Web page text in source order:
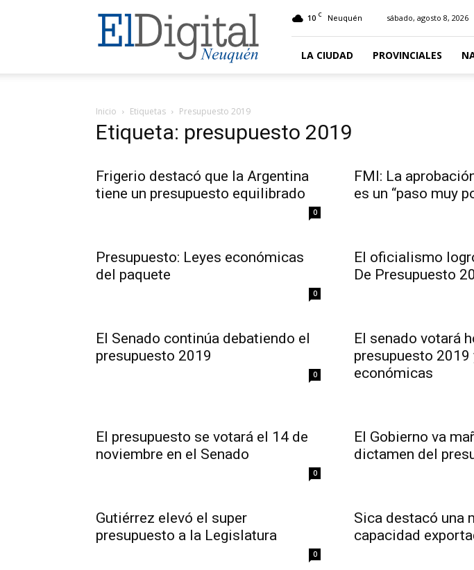
El
Digital
Neuquen
10 C Neuquén sábado, agosto 8, 2026
LA CIUDAD PROVINCIALES
Inicio Etiquetas Presupuesto 2019
Etiqueta: presupuesto 2019
Frigerio destacó que la Argentina
tiene un presupuesto equilibrado
0
FMI: La
es un “paso muy
Presupuesto: Leyes económicas
del paquete
0
El oficialismo
De Presupuesto
El Senado continúa debatiendo el
presupuesto 2019
0
El senado votará
presupuesto 2019
económicas
El presupuesto se votará el 14 de
noviembre en el Senado
0
El Gobierno va
dictamen del
Gutiérrez elevó el super
presupuesto a la Legislatura
0
Sica destacó una
capacidad